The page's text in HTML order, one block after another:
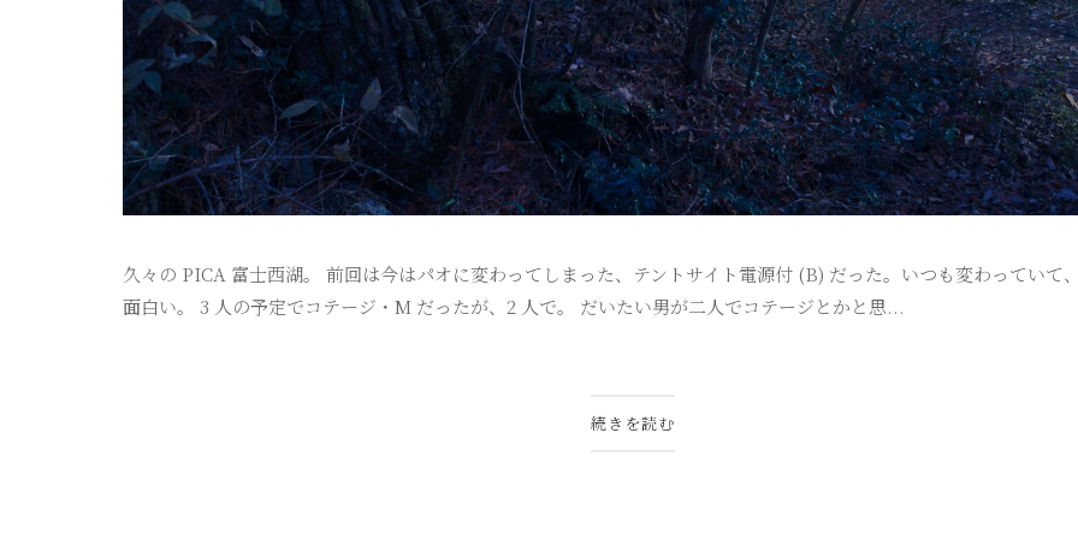
久々の PICA 富士西湖。 前回は今はパオに変わってしまった、テントサイト電源付 (B) だった。いつも変わっていて
面白い。 3 人の予定でコテージ・M だったが、2 人で。 だいたい男が二人でコテージとかと思...
続きを読む